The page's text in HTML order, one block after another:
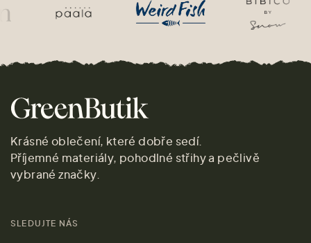
Krásné oblečení, které dobře sedí.
Příjemné materiály, pohodlné střihy a pečlivě
vybrané značky.
SLEDUJTE NÁS